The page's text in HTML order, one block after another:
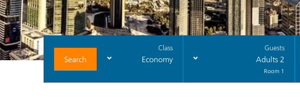
Guests
2 Adults
1 Room
Class
Economy
Search